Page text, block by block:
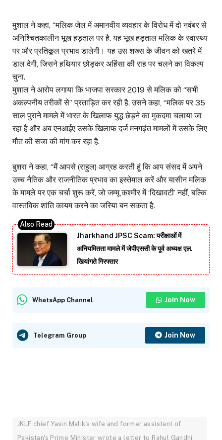
मुशाल ने कहा, “मलिक जेल में अमानवीय व्यवहार के विरोध में दो नवंबर से
अनिश्चितकालीन भूख हड़ताल पर है. यह भूख हड़ताल मलिक के स्वास्थ्य
पर और प्रतिकूल प्रभाव डालेगी। यह उस शख्स के जीवन को खतरे में
डाल देगी, जिसने हथियार छोड़कर अहिंसा की राह पर चलने का विकल्प
चुना.
मुशाल ने आरोप लगाया कि भाजपा सरकार 2019 से मलिक को “सभी
अकल्पनीय तरीकों से” प्रताड़ित कर रही है. उसने कहा, “मलिक पर 35
साल पुराने मामले में भारत के खिलाफ युद्ध छेड़ने का मुकदमा चलाया जा
रहा है और अब एनआईए उसके खिलाफ दर्ज मनगढ़ंत मामलों में उसके लिए
मौत की सजा की मांग कर रहा है.
बुशरा ने कहा, “मैं आपसे (राहुल) आग्रह करती हूं कि आप संसद में अपने
उच्च नैतिक और राजनीतिक प्रभाव का इस्तेमाल करें और यासीन मलिक
के मामले पर एक चर्चा शुरू करें, जो जम्मू कश्मीर में ‘दिखावटी’ नहीं, बल्कि
वास्तविक शांति कायम करने का जरिया बन सकता है.
Jharkhand JPSC Scam: परीक्षाओं में
अनियमितता मामले में जेपीएससी के पूर्व अध्यक्ष एल.
खियांगते गिरफ्तार
WhatsApp Channel Join Now
Telegram Group Join Now
JKLF chief Yasin Malik's wife and former assistant of
Pakistan's Prime Minister wrote a letter to Rahul Gandhi